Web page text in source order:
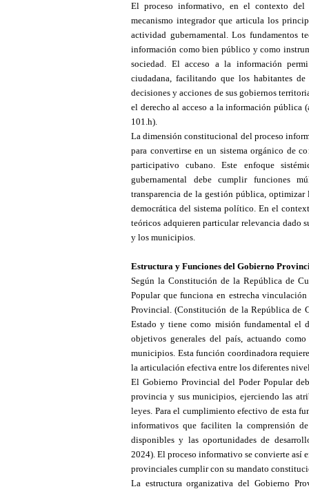
El proceso informativo, en el contexto del
mecanismo integrador que articula los
actividad gubernamental. Los fundamentos
información como bien público y como
sociedad. El acceso a la información
ciudadana, facilitando que los habitantes
decisiones y acciones de sus gobiernos
el derecho al acceso a la información pública
101.h).
La dimensión constitucional del proceso
para convertirse en un sistema orgánico de
participativo cubano. Este enfoque
gubernamental debe cumplir funciones
transparencia de la gestión pública,
democrática del sistema político. En el
teóricos adquieren particular relevancia dado
y los municipios.
Estructura y Funciones del Gobierno
Según la Constitución de la República de
Popular que funciona en estrecha
Provincial. (Constitución de la República de
Estado y tiene como misión fundamental el
objetivos generales del país, actuando
municipios. Esta función coordinadora
la articulación efectiva entre los diferentes
El Gobierno Provincial del Poder Popular
provincia y sus municipios, ejerciendo las
leyes. Para el cumplimiento efectivo de esta
informativos que faciliten la comprensión
disponibles y las oportunidades de
2024). El proceso informativo se convierte así
provinciales cumplir con su mandato
La estructura organizativa del Gobierno